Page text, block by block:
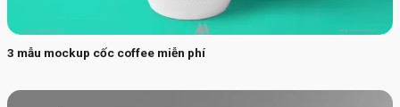
3 mẫu mockup cốc coffee miễn phí